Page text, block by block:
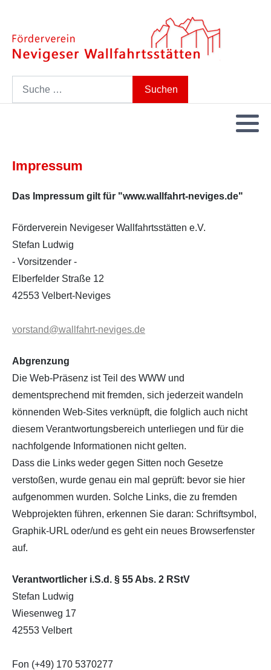
Suchen
Impressum
Das Impressum gilt für "www.wallfahrt-neviges.de"
Förderverein Nevigeser Wallfahrtsstätten e.V.
Stefan Ludwig
- Vorsitzender -
Elberfelder Straße 12
42553 Velbert-Neviges
vorstand@wallfahrt-neviges.de
Abgrenzung
Die Web-Präsenz ist Teil des WWW und
dementsprechend mit fremden, sich jederzeit wandeln
könnenden Web-Sites verknüpft, die folglich auch nicht
diesem Verantwortungsbereich unterliegen und für die
nachfolgende Informationen nicht gelten.
Dass die Links weder gegen Sitten noch Gesetze
verstoßen, wurde genau ein mal geprüft: bevor sie hier
aufgenommen wurden. Solche Links, die zu fremden
Webprojekten führen, erkennen Sie daran: Schriftsymbol,
Graphik-URL oder/und es geht ein neues Browserfenster
auf.
Verantwortlicher i.S.d. § 55 Abs. 2 RStV
Stefan Ludwig
Wiesenweg 17
42553 Velbert
Fon (+49) 170 5370277